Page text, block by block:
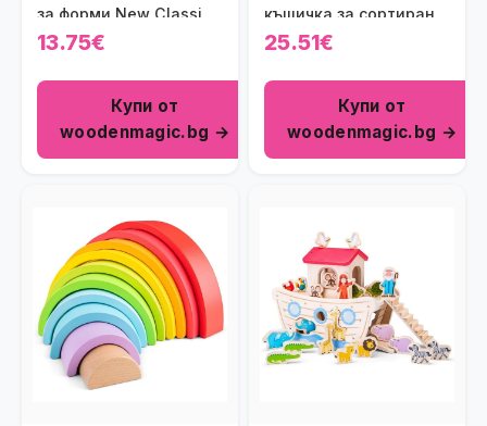
за форми New Classic
Toys
13.75€
Купи от
woodenmagic.bg →
къщичка за сортиране
New Classic Toys
25.51€
Купи от
woodenmagic.bg →